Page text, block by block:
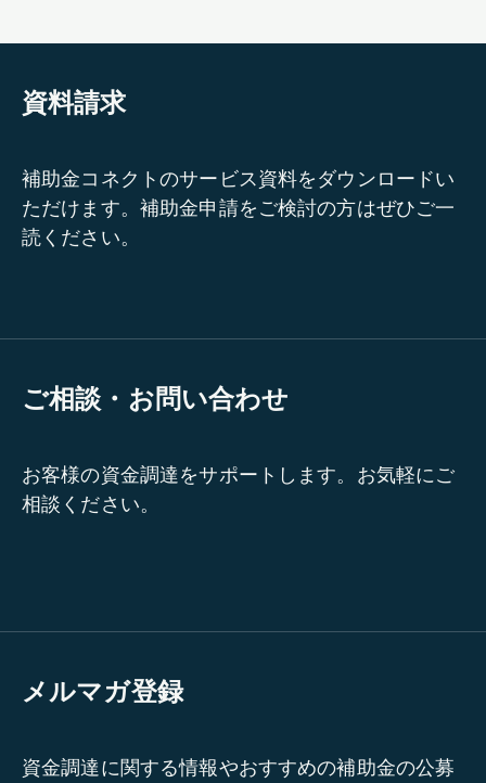
資料請求
補助金コネクトのサービス資料をダウンロードい
ただけます。補助金申請をご検討の方はぜひご一
読ください。
ご相談・お問い合わせ
お客様の資金調達をサポートします。お気軽にご
相談ください。
メルマガ登録
資金調達に関する情報やおすすめの補助金の公募